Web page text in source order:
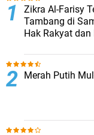
Zikra Al-Farisy
Tambang di
Hak Rakyat
Merah Putih